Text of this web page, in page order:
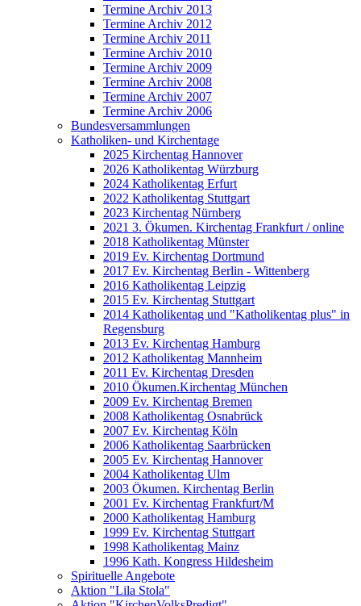
Termine Archiv 2013
Termine Archiv 2012
Termine Archiv 2011
Termine Archiv 2010
Termine Archiv 2009
Termine Archiv 2008
Termine Archiv 2007
Termine Archiv 2006
Bundesversammlungen
Katholiken- und Kirchentage
2025 Kirchentag Hannover
2026 Katholikentag Würzburg
2024 Katholikentag Erfurt
2022 Katholikentag Stuttgart
2023 Kirchentag Nürnberg
2021 3. Ökumen. Kirchentag Frankfurt / online
2018 Katholikentag Münster
2019 Ev. Kirchentag Dortmund
2017 Ev. Kirchentag Berlin - Wittenberg
2016 Katholikentag Leipzig
2015 Ev. Kirchentag Stuttgart
2014 Katholikentag und "Katholikentag plus" in
Regensburg
2013 Ev. Kirchentag Hamburg
2012 Katholikentag Mannheim
2011 Ev. Kirchentag Dresden
2010 Ökumen.Kirchentag München
2009 Ev. Kirchentag Bremen
2008 Katholikentag Osnabrück
2007 Ev. Kirchentag Köln
2006 Katholikentag Saarbrücken
2005 Ev. Kirchentag Hannover
2004 Katholikentag Ulm
2003 Ökumen. Kirchentag Berlin
2001 Ev. Kirchentag Frankfurt/M
2000 Katholikentag Hamburg
1999 Ev. Kirchentag Stuttgart
1998 Katholikentag Mainz
1996 Kath. Kongress Hildesheim
Spirituelle Angebote
Aktion "Lila Stola"